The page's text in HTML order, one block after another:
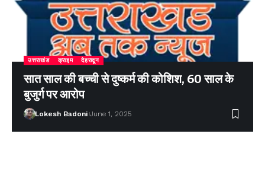
उत्तराखंड क्राइम देहरादून
सात साल की बच्ची से दुष्कर्म की कोशिश, 60 साल के
बुजुर्ग पर आरोप
Lokesh Badoni June 1, 2025